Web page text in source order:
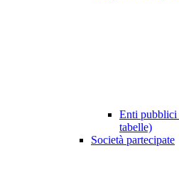
Enti pubblici
tabelle)
Società partecipate